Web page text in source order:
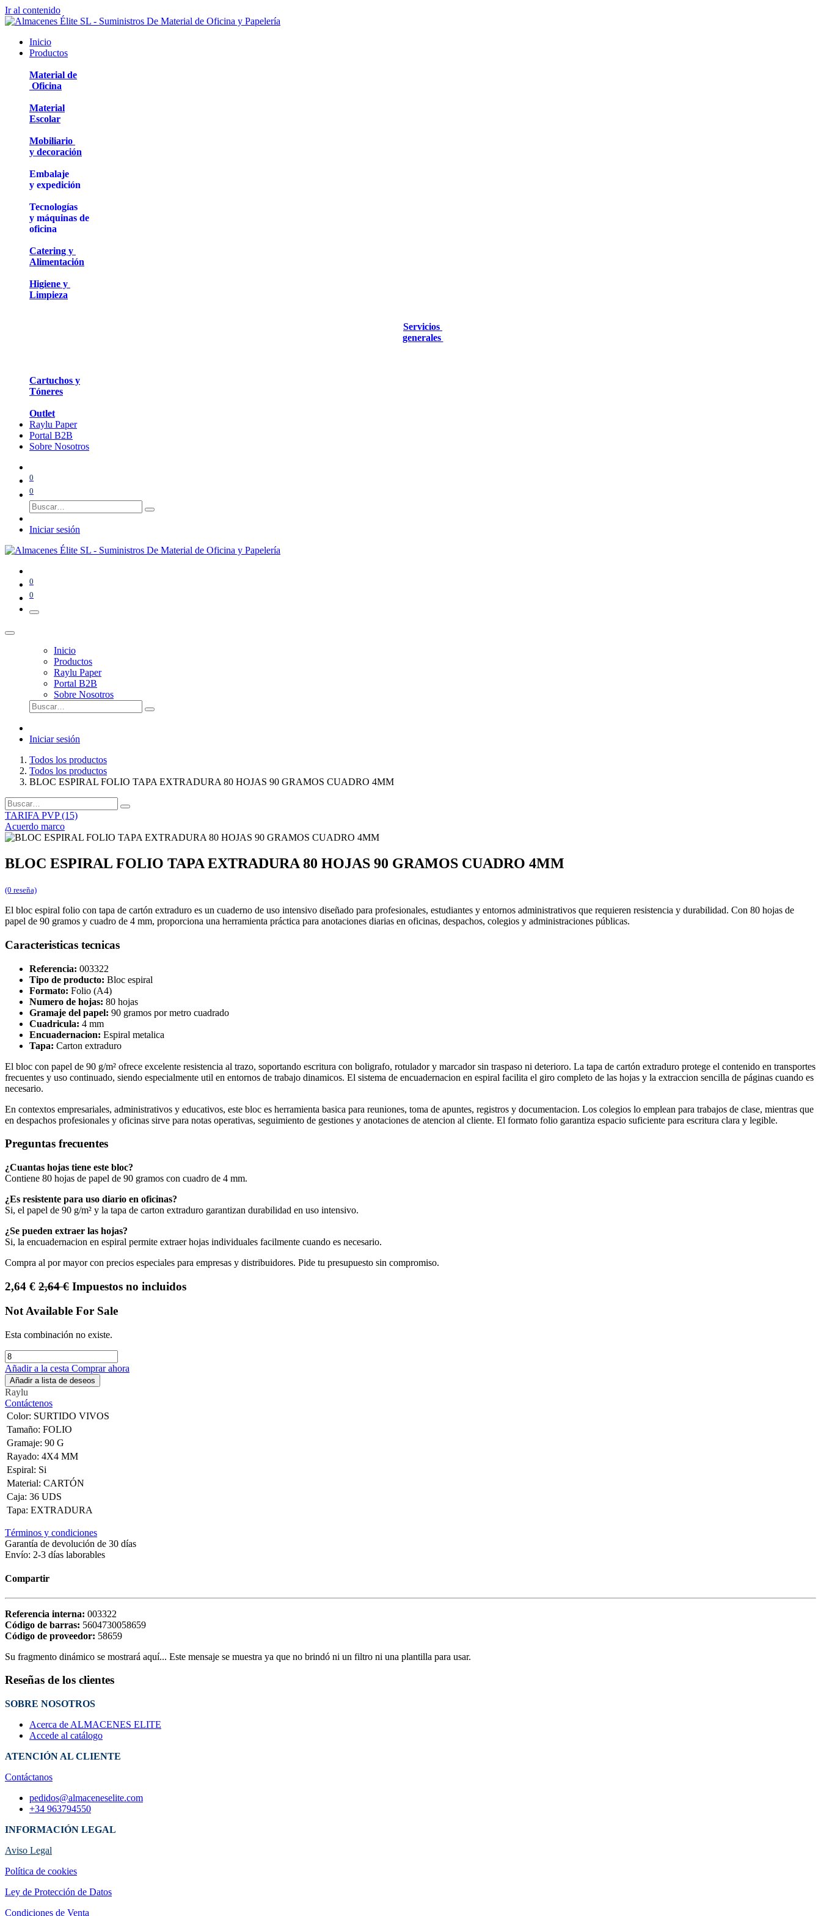
Ir al contenido
Inicio
Productos
Material de
Oficina
Material
Escolar
Mobiliario
y decoración
Embalaje
y expedición
Tecnologías
y máquinas de
oficina
Catering y
Alimentación
Higiene y
Limpieza
Servicios
generales
Cartuchos y
Tóneres
Outlet
Raylu Paper
Portal B2B
Sobre Nosotros
0
0
Iniciar sesión
0
0
Inicio
Productos
Raylu Paper
Portal B2B
Sobre Nosotros
Iniciar sesión
Todos los productos
Todos los productos
BLOC ESPIRAL FOLIO TAPA EXTRADURA 80 HOJAS 90 GRAMOS CUADRO 4MM
TARIFA PVP (15)
Acuerdo marco
BLOC ESPIRAL FOLIO TAPA EXTRADURA 80 HOJAS 90 GRAMOS CUADRO 4MM
(0 reseña)
El bloc espiral folio con tapa de cartón extraduro es un cuaderno de uso intensivo diseñado para profesionales, estudiantes y entornos administrativos que requieren resistencia y durabilidad. Con 80 hojas de
papel de 90 gramos y cuadro de 4 mm, proporciona una herramienta práctica para anotaciones diarias en oficinas, despachos, colegios y administraciones públicas.
Caracteristicas tecnicas
Referencia: 003322
Tipo de producto: Bloc espiral
Formato: Folio (A4)
Numero de hojas: 80 hojas
Gramaje del papel: 90 gramos por metro cuadrado
Cuadricula: 4 mm
Encuadernacion: Espiral metalica
Tapa: Carton extraduro
El bloc con papel de 90 g/m² ofrece excelente resistencia al trazo, soportando escritura con boligrafo, rotulador y marcador sin traspaso ni deterioro. La tapa de cartón extraduro protege el contenido en transportes
frecuentes y uso continuado, siendo especialmente util en entornos de trabajo dinamicos. El sistema de encuadernacion en espiral facilita el giro completo de las hojas y la extraccion sencilla de páginas cuando es
necesario.
En contextos empresariales, administrativos y educativos, este bloc es herramienta basica para reuniones, toma de apuntes, registros y documentacion. Los colegios lo emplean para trabajos de clase, mientras que
en despachos profesionales y oficinas sirve para notas operativas, seguimiento de gestiones y anotaciones de atencion al cliente. El formato folio garantiza espacio suficiente para escritura clara y legible.
Preguntas frecuentes
¿Cuantas hojas tiene este bloc?
Contiene 80 hojas de papel de 90 gramos con cuadro de 4 mm.
¿Es resistente para uso diario en oficinas?
Si, el papel de 90 g/m² y la tapa de carton extraduro garantizan durabilidad en uso intensivo.
¿Se pueden extraer las hojas?
Si, la encuadernacion en espiral permite extraer hojas individuales facilmente cuando es necesario.
Compra al por mayor con precios especiales para empresas y distribuidores. Pide tu presupuesto sin compromiso.
2,64 € 2,64€ Impuestos no incluidos
Not Available For Sale
Esta combinación no existe.
Añadir a la cesta Comprar ahora
Añadir a lista de deseos
Raylu
Contáctenos
Color: SURTIDO VIVOS
Tamaño: FOLIO
Gramaje: 90 G
Rayado: 4X4 MM
Espiral: Si
Material: CARTÓN
Caja: 36 UDS
Tapa: EXTRADURA
Términos y condiciones
Garantía de devolución de 30 días
Envío: 2-3 días laborables
Compartir
Referencia interna: 003322
Código de barras: 5604730058659
Código de proveedor: 58659
Su fragmento dinámico se mostrará aquí... Este mensaje se muestra ya que no brindó ni un filtro ni una plantilla para usar.
Reseñas de los clientes
SOBRE NOSOTROS
Acerca de ALMACENES ELITE
Accede al catálogo
ATENCIÓN AL CLIENTE
Contáctanos
pedidos@almaceneselite.com
+34 963794550
INFORMACIÓN LEGAL
Aviso Legal
Política de cookies
Ley de Protección de Datos
Condiciones de Venta